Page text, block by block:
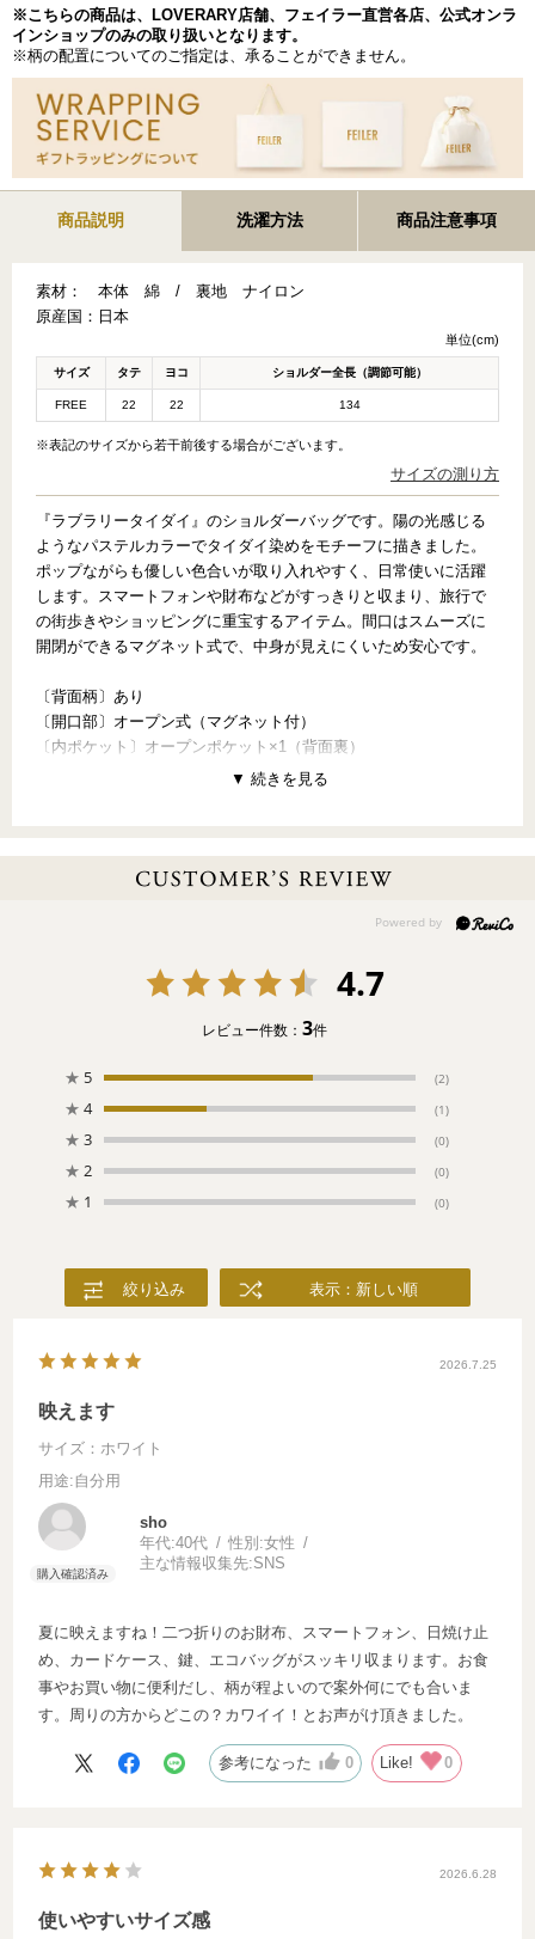
※こちらの商品は、LOVERARY店舗、フェイラー直営各店、公式オンラ
インショップのみの取り扱いとなります。
※柄の配置についてのご指定は、承ることができません。
商品説明 洗濯方法 商品注意事項
素材：
本体 綿 / 裏地 ナイロン
原産国： 日本
単位(cm)
サイズ タテ ヨコ ショルダー全長（調節可能）
FREE 22 22 134
※表記のサイズから若干前後する場合がございます。
サイズの測り方
『ラブラリータイダイ』のショルダーバッグです。陽の光感じる
ようなパステルカラーでタイダイ染めをモチーフに描きました。
ポップながらも優しい色合いが取り入れやすく、日常使いに活躍
します。スマートフォンや財布などがすっきりと収まり、旅行で
の街歩きやショッピングに重宝するアイテム。間口はスムーズに
開閉ができるマグネット式で、中身が見えにくいため安心です。
〔背面柄〕あり
〔開口部〕オープン式（マグネット付）
〔内ポケット〕オープンポケット×1（背面裏）
空から降り注ぐ陽の光に包まれて。ポップなカラーが広がって。
4.7
レビュー件数： 3件
★ 5 (2)
★ 4 (1)
★ 3 (0)
★ 2 (0)
★ 1 (0)
絞り込み 表示：新しい順
2026.7.25
映えます
サイズ：ホワイト
用途:自分用
sho
年代:40代 性別:女性
主な情報収集先:SNS
夏に映えますね！二つ折りのお財布、スマートフォン、日焼け止
め、カードケース、鍵、エコバッグがスッキリ収まります。お食
事やお買い物に便利だし、柄が程よいので案外何にでも合いま
す。周りの方からどこの？カワイイ！とお声がけ頂きました。
参考になった 0 Like! 0
2026.6.28
使いやすいサイズ感